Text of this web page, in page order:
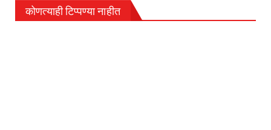
कोणत्याही टिप्पण्‍या नाहीत